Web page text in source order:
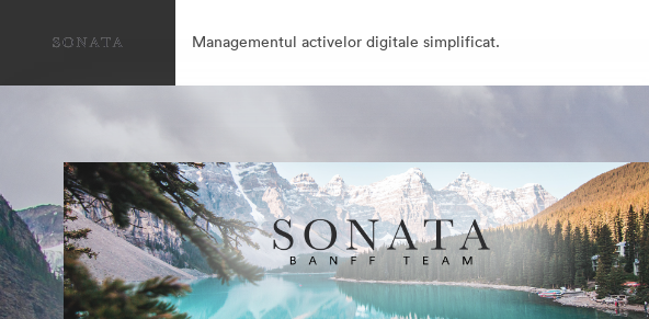
Managementul activelor digitale simplificat.